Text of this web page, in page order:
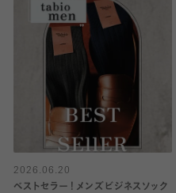
2026.06.20
ベストセラー！メンズビジネスソック